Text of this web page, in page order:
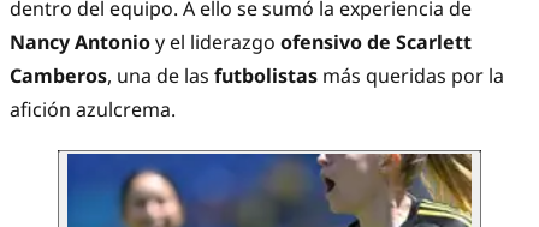
dentro del equipo. A ello se sumó la experiencia de
Nancy Antonioy el liderazgo ofensivo de Scarlett
Camberos, una de las futbolistas más queridas por la
afición azulcrema.